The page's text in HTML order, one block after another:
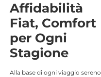
Affidabilità
Fiat, Comfort
per Ogni
Stagione
Alla base di ogni viaggio sereno